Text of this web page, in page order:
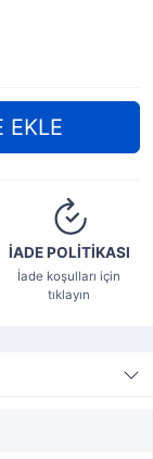
İADE POLİTİKASI
İade koşulları için
tıklayın